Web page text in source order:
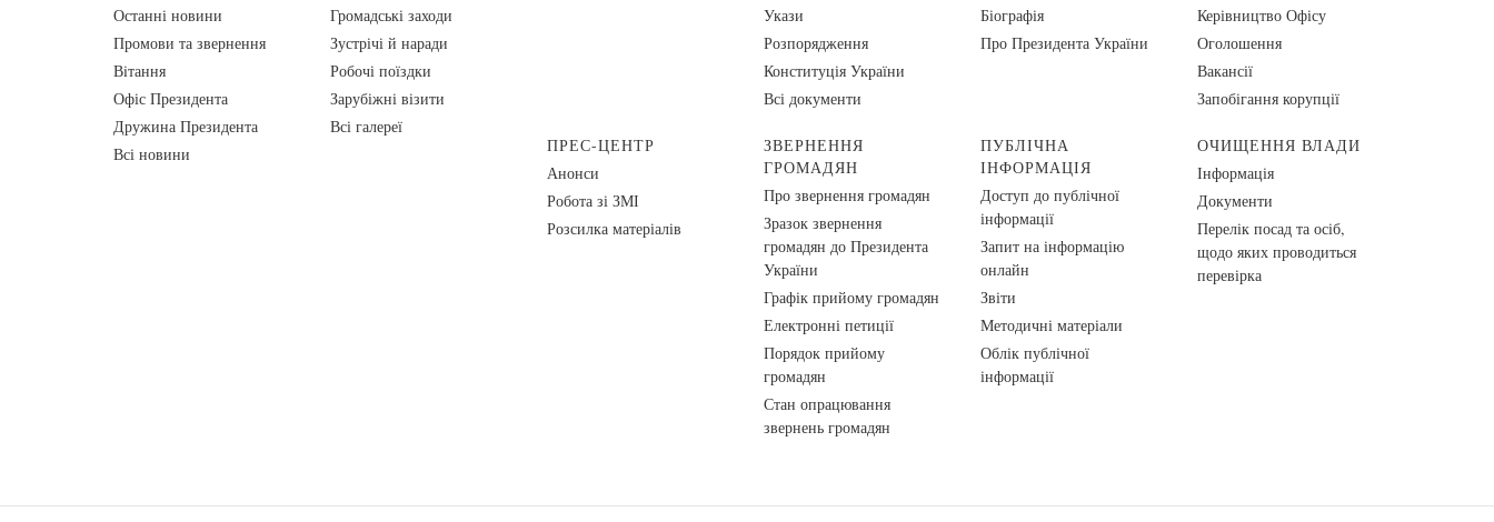
Останні новини
Промови та звернення
Вiтання
Офіс Президента
Дружина Президента
Всі новини
Громадські заходи
Зустрічі й наради
Робочі поїздки
Зарубіжні візити
Всі галереї
Укази
Розпорядження
Конституція України
Всі документи
Біографія
Про Президента України
Керівництво Офісу
Оголошення
Вакансії
Запобігання корупції
ПРЕС-ЦЕНТР
Анонси
Робота зі ЗМІ
Розсилка матеріалів
ЗВЕРНЕННЯ
ГРОМАДЯН
Про звернення громадян
Зразок звернення
громадян до Президента
України
Графік прийому громадян
Електронні петиції
Порядок прийому
громадян
Стан опрацювання
звернень громадян
ПУБЛІЧНА
ІНФОРМАЦІЯ
Доступ до публічної
інформації
Запит на інформацію
онлайн
Звіти
Методичні матеріали
Облік публічної
інформації
ОЧИЩЕННЯ ВЛАДИ
Інформація
Документи
Перелік посад та осіб,
щодо яких проводиться
перевірка